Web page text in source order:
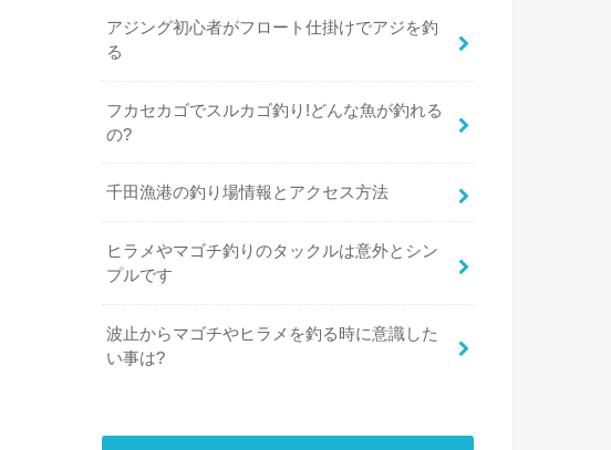
アジング初心者がフロート仕掛けでアジを釣
る
フカセカゴでスルカゴ釣り!どんな魚が釣れる
の?
千田漁港の釣り場情報とアクセス方法
ヒラメやマゴチ釣りのタックルは意外とシン
プルです
波止からマゴチやヒラメを釣る時に意識した
い事は?